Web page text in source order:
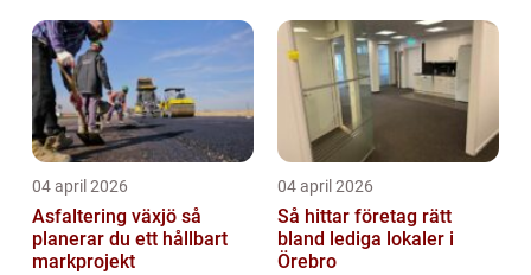
04 april 2026
Asfaltering växjö så
planerar du ett hållbart
markprojekt
04 april 2026
Så hittar företag rätt
bland lediga lokaler i
Örebro